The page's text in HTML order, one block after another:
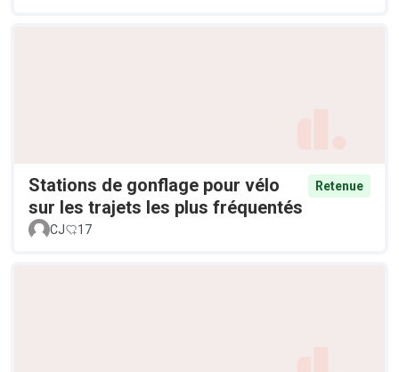
Stations de gonflage pour vélo
sur les trajets les plus fréquentés
Retenue
CJ 17